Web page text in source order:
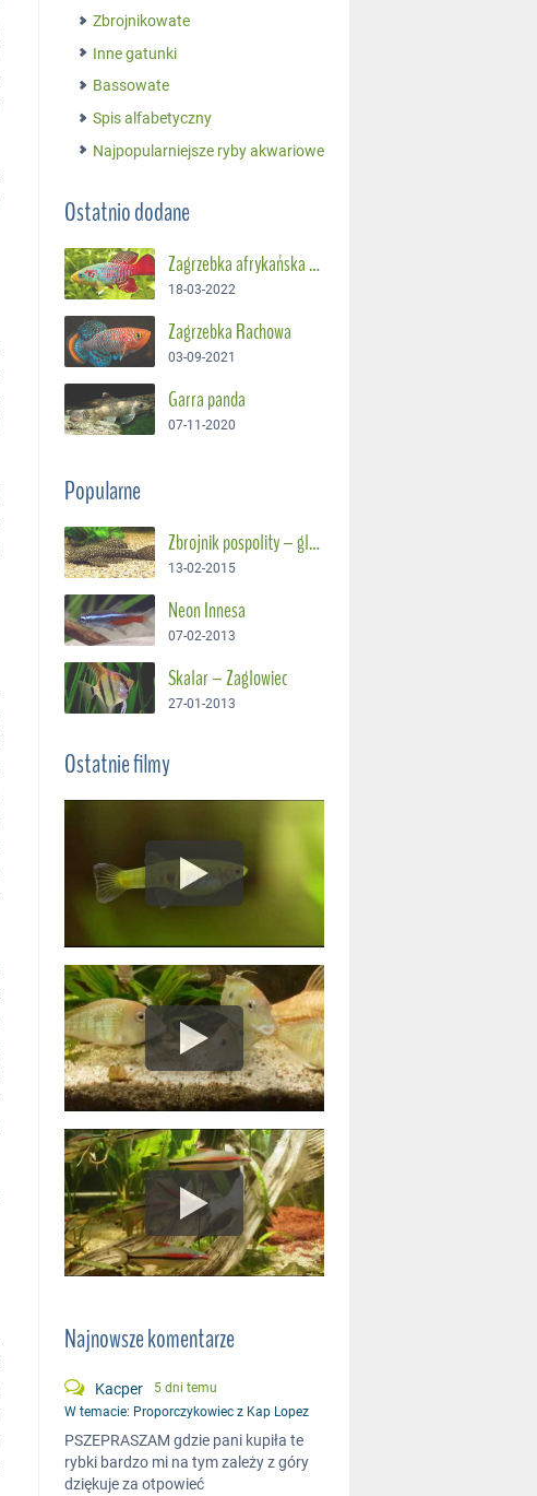
Zbrojnikowate
Inne gatunki
Bassowate
Spis alfabetyczny
Najpopularniejsze ryby akwariowe
Ostatnio dodane
Zagrzebka afrykańska – Suszec Gunthera
18-03-2022
Zagrzebka Rachowa
03-09-2021
Garra panda
07-11-2020
Popularne
Zbrojnik pospolity – glonojad
13-02-2015
Neon Innesa
07-02-2013
Skalar – Żaglowiec
27-01-2013
Ostatnie filmy
Najnowsze komentarze
Kacper
5 dni temu
W temacie: Proporczykowiec z Kap Lopez
PSZEPRASZAM gdzie pani kupiła te
rybki bardzo mi na tym zależy z góry
dziękuje za otpowieć